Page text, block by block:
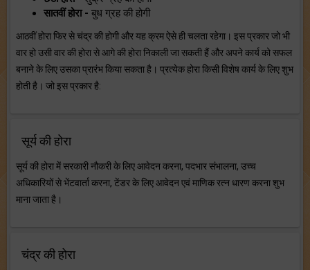
सातवीं होरा - बुध ग्रह की होगी
आठवीं होरा फिर से चंद्र की होगी और यह क्रम ऐसे ही चलता रहेगा। इस प्रकार जो भी
वार हो उसी वार की होरा से आगे की होरा निकाली जा सकती हैं और अपने कार्य को सफल
बनाने के लिए उसका प्रारंभ किया सकता है। प्रत्येक होरा किसी विशेष कार्य के लिए शुभ
होती है। जो इस प्रकार है:
सूर्य की होरा
सूर्य की होरा में सरकारी नौकरी के लिए आवेदन करना, पदभार संभालना, उच्च
अधिकारियों से भेंटवार्ता करना, टेंडर के लिए आवेदन एवं माणिक रत्न धारण करना शुभ
माना जाता है।
चंद्र की होरा